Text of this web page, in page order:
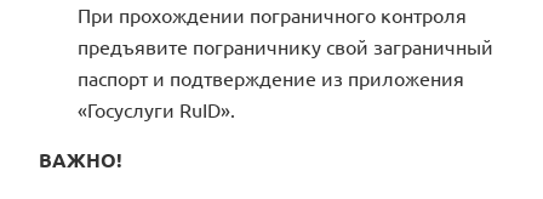
При прохождении пограничного контроля
предъявите пограничнику свой заграничный
паспорт и подтверждение из приложения
«Госуслуги RuID».
ВАЖНО!